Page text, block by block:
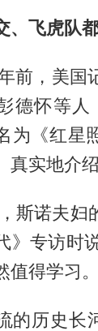
、飞虎队
前，美国
德怀等人
为《红星
真实地介
斯诺夫妇
》专访时
值得学习
的历史长